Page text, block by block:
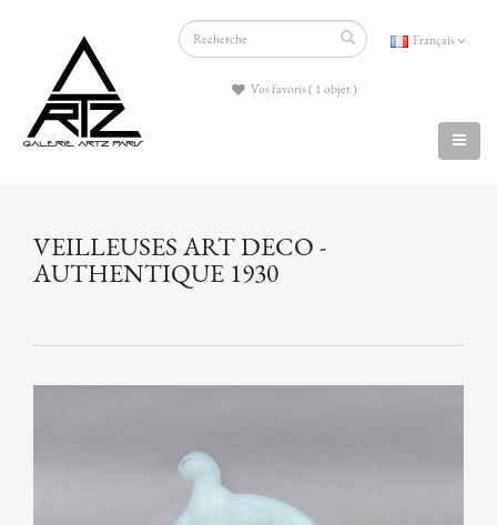
Français
Vos favoris ( 1 objet )
VEILLEUSES ART DECO -
AUTHENTIQUE 1930